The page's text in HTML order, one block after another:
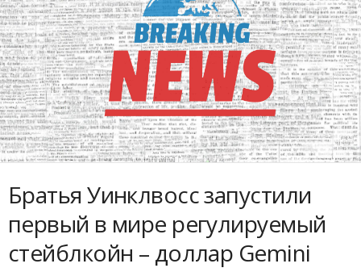
Братья Уинклвосс запустили
первый в мире регулируемый
стейблкойн – доллар Gemini